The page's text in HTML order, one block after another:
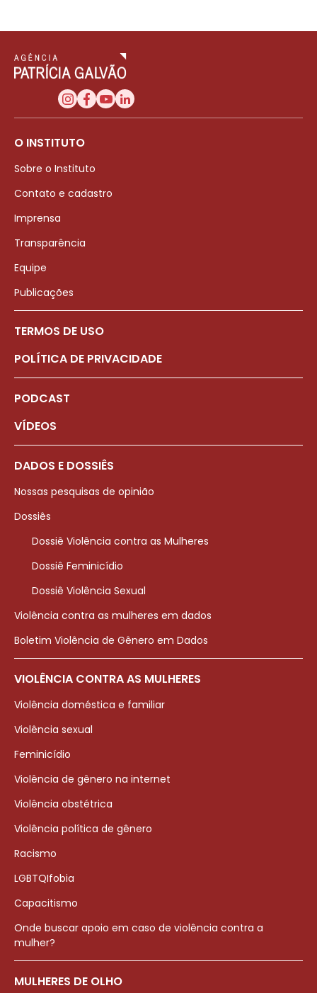
O INSTITUTO
Sobre o Instituto
Contato e cadastro
Imprensa
Transparência
Equipe
Publicações
TERMOS DE USO
POLÍTICA DE PRIVACIDADE
PODCAST
VÍDEOS
DADOS E DOSSIÊS
Nossas pesquisas de opinião
Dossiês
Dossiê Violência contra as Mulheres
Dossiê Feminicídio
Dossiê Violência Sexual
Violência contra as mulheres em dados
Boletim Violência de Gênero em Dados
VIOLÊNCIA CONTRA AS MULHERES
Violência doméstica e familiar
Violência sexual
Feminicídio
Violência de gênero na internet
Violência obstétrica
Violência política de gênero
Racismo
LGBTQIfobia
Capacitismo
Onde buscar apoio em caso de violência contra a
mulher?
MULHERES DE OLHO